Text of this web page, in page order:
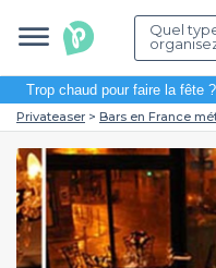
Quel
Trop chaud pour faire la fête ?
Privateaser Bars en France